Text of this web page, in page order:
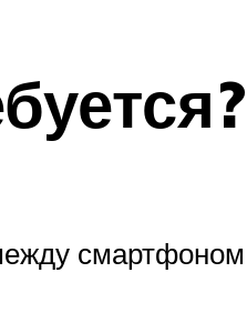
смартфоном